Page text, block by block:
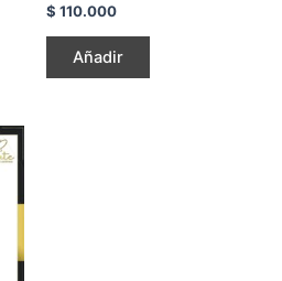
Rated
0
out
$ 110.000
Añadir